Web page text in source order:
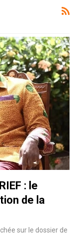
: le
de la
sur le dossier de